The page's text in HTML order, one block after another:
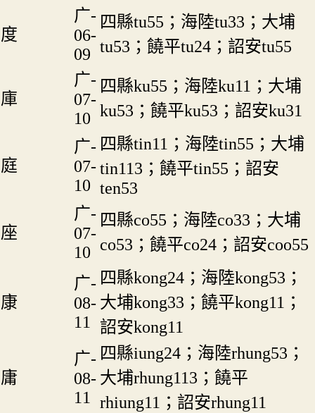
度
广-
06-
09
四縣tu55；海陸tu33；大埔
tu53；饒平tu24；詔安tu55
庫
广-
07-
10
四縣ku55；海陸ku11；大埔
ku53；饒平ku53；詔安ku31
庭
广-
07-
10
四縣tin11；海陸tin55；大埔
tin113；饒平tin55；詔安
ten53
座
广-
07-
10
四縣co55；海陸co33；大埔
co53；饒平co24；詔安coo55
康
广-
08-
11
四縣kong24；海陸kong53；
大埔kong33；饒平kong11；
詔安kong11
庸
广-
08-
11
四縣iung24；海陸rhung53；
大埔rhung113；饒平
rhiung11；詔安rhung11